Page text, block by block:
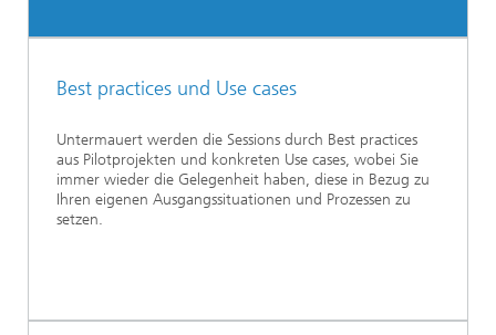
Best practices und Use cases
Untermauert werden die Sessions durch Best practices
aus Pilotprojekten und konkreten Use cases, wobei Sie
immer wieder die Gelegenheit haben, diese in Bezug zu
Ihren eigenen Ausgangssituationen und Prozessen zu
setzen.